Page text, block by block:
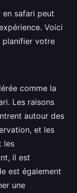
safari peut
Voici
planifier votre
comme la
Les raisons
autour des
et les
les
il est
est également
une